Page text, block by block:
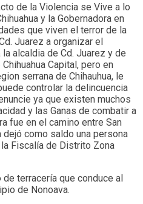
de la Violencia se Vive a lo
y la Gobernadora en
que viven el terror de la
Juarez a organizar el
alcaldia de Cd. Juarez y de
Capital, pero en
serrana de Chihauhua, le
controlar la delincuencia
ya que existen muchos
y las Ganas de combatir a
fue en el camino entre San
dejó como saldo una persona
Fiscalía de Distrito Zona
de terracería que conduce al
de Nonoava.